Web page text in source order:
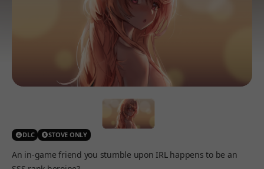
DLC STOVE ONLY
An in-game friend you stumble upon IRL happens to be an